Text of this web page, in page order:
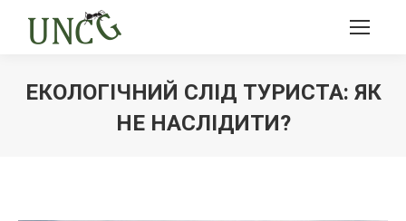
ЕКОЛОГІЧНИЙ СЛІД ТУРИСТА: ЯК
НЕ НАСЛІДИТИ?